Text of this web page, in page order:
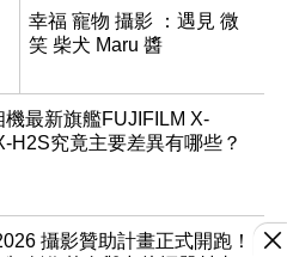
幸福 寵物 攝影 ：遇見 微
笑 柴犬 Maru 醬
機最新旗艦FUJIFILM X-
H2S究竟主要差異有哪些？
攝影贊助計畫正式開跑！